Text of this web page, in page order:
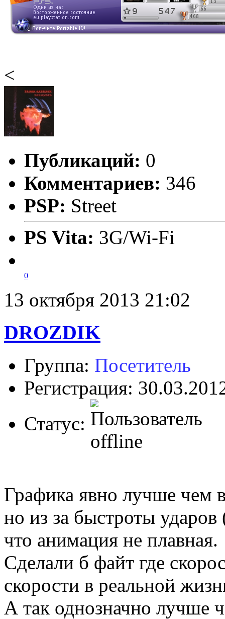
<
Публикаций: 0
Комментариев: 346
PSP: Street
PS Vita: 3G/Wi-Fi
0
13 октября 2013 21:02
DROZDIK
Группа: Посетитель
Регистрация:
Статус:
Графика явно лучше чем
но из за быстроты
что анимация не плавная.
Сделали б файт где
скорости в реальной
А так однозначно